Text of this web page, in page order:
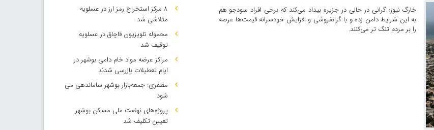
خارگ نیوز: گرانی در حالی در جزیره بیداد می‌کند که برخی افراد سودجو هم
به این شرایط دامن زده و با گرانفروشی و افزایش خودسرانه قیمت‌ها عرصه
را بر مردم تنگ تر می‌کنند.
۸ مرکز استخراج رمز ارز در عسلویه
متلاشی شد
محموله تلویزیون قاچاق در عسلویه
توقیف شد
مراکز عرضه مواد خام دامی بوشهر در
ایام تعطیلات بازرسی شدند
مظفری: جمعه‌بازار بوشهر ساماندهی می‌
شود
پروژه‌های نهضت ملی مسکن بوشهر
تعیین تکلیف شد